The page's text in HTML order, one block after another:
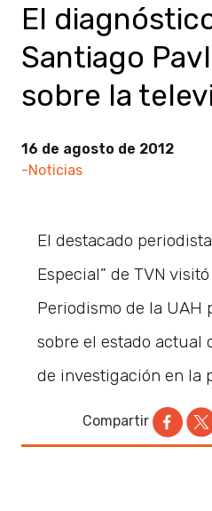
El
Santiago
sobre la
16 de agosto de 2012
-Noticias
El destacado
Especial” de TVN
Periodismo de la UAH
sobre el estado actual
de investigación en la
Compartir